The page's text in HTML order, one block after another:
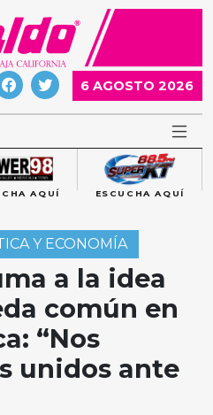
6 AGOSTO 2026
AQUÍ ESCUCHA AQUÍ
Y ECONOMÍA
a la idea
común en
“Nos
unidos ante